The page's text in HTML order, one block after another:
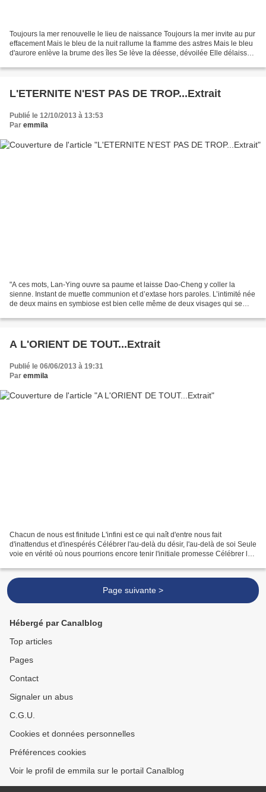
Toujours la mer renouvelle le lieu de naissance Toujours la mer invite au pur
effacement Mais le bleu de la nuit rallume la flamme des astres Mais le bleu
d'aurore enlève la brume des îles Se lève la déesse, dévoilée Elle délaisse
L'ETERNITE N'EST PAS DE TROP...Extrait
Publié le 12/10/2013 à 13:53
Par emmila
"A ces mots, Lan-Ying ouvre sa paume et laisse Dao-Cheng y coller la
sienne. Instant de muette communion et d’extase hors paroles. L’intimité née
de deux mains en symbiose est bien celle même de deux visages qui se
A L'ORIENT DE TOUT...Extrait
Publié le 06/06/2013 à 19:31
Par emmila
Chacun de nous est finitude L'infini est ce qui naît d'entre nous fait
d'inattendus et d'inespérés Célébrer l'au-delà du désir, l'au-delà de soi Seule
voie en vérité où nous pourrions encore tenir l'initiale promesse Célébrer le
Page suivante >
Hébergé par Canalblog
Top articles
Pages
Contact
Signaler un abus
C.G.U.
Cookies et données personnelles
Préférences cookies
Voir le profil de emmila sur le portail Canalblog